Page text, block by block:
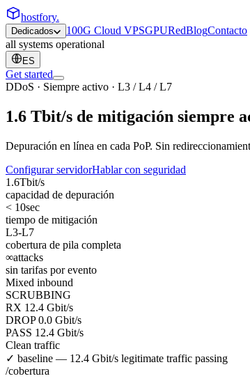
hostfory.
Dedicados 100G Cloud VPSGPURedBlogContacto
all systems operational
ES
Get started
DDoS · Siempre activo · L3 / L4 / L7
1.6 Tbit/s de mitigación siempre
Depuración en línea en cada PoP. Sin
Configurar servidorHablar con seguridad
1.6Tbit/s
capacidad de depuración
< 10sec
tiempo de mitigación
L3-L7
cobertura de pila completa
∞attacks
sin tarifas por evento
Mixed inbound
SCRUBBING
RX 12.4 Gbit/s
DROP 0.0 Gbit/s
PASS 12.4 Gbit/s
Clean traffic
✓ baseline — 12.4 Gbit/s legitimate traffic passing
/cobertura